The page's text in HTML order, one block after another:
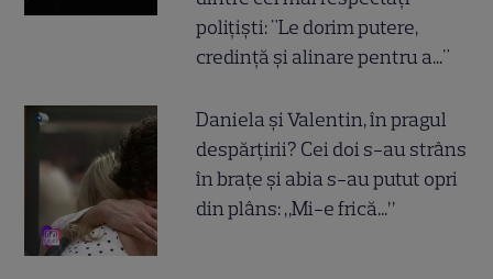
polițiști: "Le dorim putere,
credință și alinare pentru a..."
Daniela și Valentin, în pragul
despărțirii? Cei doi s-au strâns
în brațe și abia s-au putut opri
din plâns: „Mi-e frică...”